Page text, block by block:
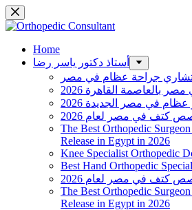
Skip
to
Home
أستاذ دكتور ياسر رضا
جراحة عظام في مصر
بالعاصمة القاهرة 2026
في مصر الجديدة 2026
كتف في مصر لعام 2026
The Best Orthopedic
Release in Egypt in 2026
Knee Specialist Orthopedic
Best Hand Orthopedic
كتف في مصر لعام 2026
The Best Orthopedic
Release in Egypt in 2026